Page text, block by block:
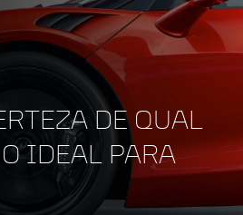
V8 90° 4.0L
DE QUAL
IDEAL PARA